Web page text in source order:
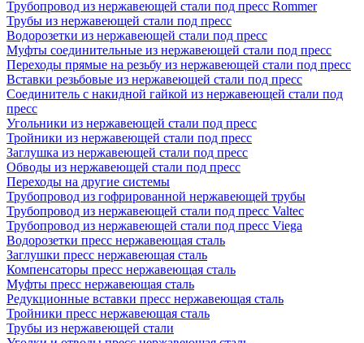
Трубопровод из нержавеющей стали под пресс Rommer
Трубы из нержавеющей стали под пресс
Водорозетки из нержавеющей стали под пресс
Муфты соединительные из нержавеющей стали под пресс
Переходы прямые на резьбу из нержавеющей стали под пресс
Вставки резьбовые из нержавеющей стали под пресс
Соединитель с накидной гайкой из нержавеющей стали под
пресс
Угольники из нержавеющей стали под пресс
Тройники из нержавеющей стали под пресс
Заглушка из нержавеющей стали под пресс
Обводы из нержавеющей стали под пресс
Переходы на другие системы
Трубопровод из гофрированной нержавеющей трубы
Трубопровод из нержавеющей стали под пресс Valtec
Трубопровод из нержавеющей стали под пресс Viega
Водорозетки пресс нержавеющая сталь
Заглушки пресс нержавеющая сталь
Компенсаторы пресс нержавеющая сталь
Муфты пресс нержавеющая сталь
Редукционные вставки пресс нержавеющая сталь
Тройники пресс нержавеющая сталь
Трубы из нержавеющей стали